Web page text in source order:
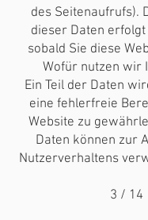
des Seitenaufrufs).
dieser Daten
sobald Sie diese
Wofür nutzen wir
Ein Teil der Daten
eine fehlerfreie
Website zu
Daten können zur
Nutzerverhaltens
3 / 14